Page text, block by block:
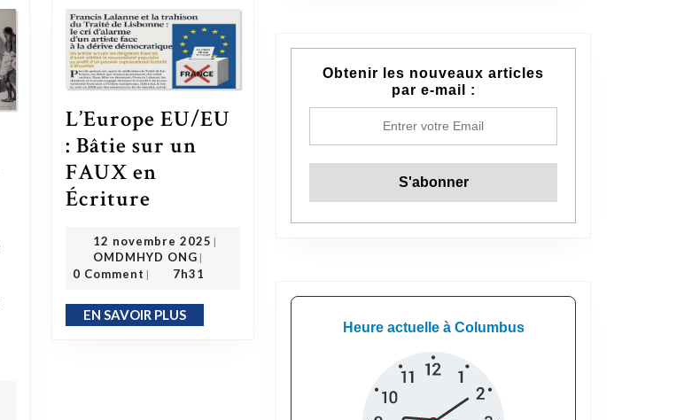
L’Europe EU/EU
: Bâtie sur un
FAUX en
ÉcritureL’Europe EU/EU : Bâtie sur un FAUX en Écriture
12 novembre 2025 12 novembre 2025
|
OMDMHYD ONGOMDMHYD ONG
|
0 Comment | 7h31
EN SAVOIR PLUSEN SAVOIR PLUS
Obtenir les nouveaux articles
par e-mail :